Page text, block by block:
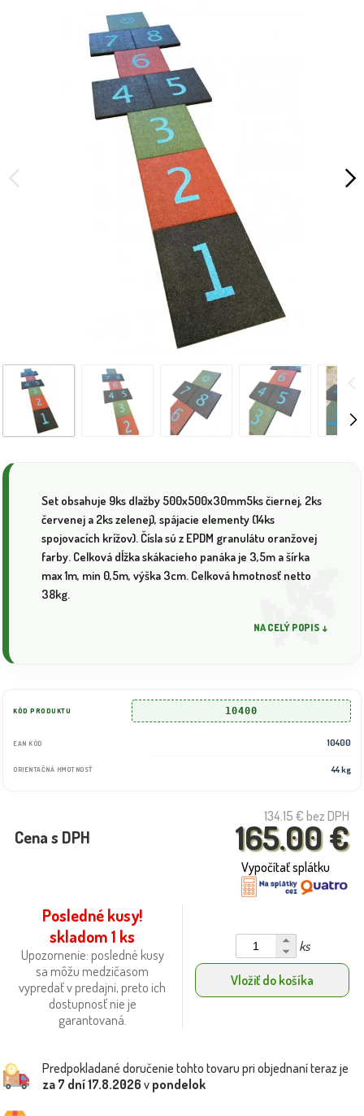
Set obsahuje 9ks dlažby 500x500x30mm5ks čiernej, 2ks
červenej a 2ks zelenej), spájacie elementy (14ks
spojovacích krížov). Čísla sú z EPDM granulátu oranžovej
farby. Celková dĺžka skákacieho panáka je 3,5m a šírka
max 1m, min 0,5m, výška 3cm. Celková hmotnosť netto
38kg.
NA CELÝ POPIS ↓
KÓD PRODUKTU 10400
EAN KÓD 10400
ORIENTAČNÁ HMOTNOSŤ 44 kg
134.15 € bez DPH
165.00 €
Cena s DPH
Vypočítať splátku
Posledné kusy!
skladom 1 ks
Upozornenie: posledné kusy
sa môžu medzičasom
vypredať v predajni, preto ich
dostupnosť nie je
garantovaná.
ks
Vložiť do košíka
Predpokladané doručenie tohto tovaru pri objednaní teraz je
za 7 dní17.8.2026 v pondelok